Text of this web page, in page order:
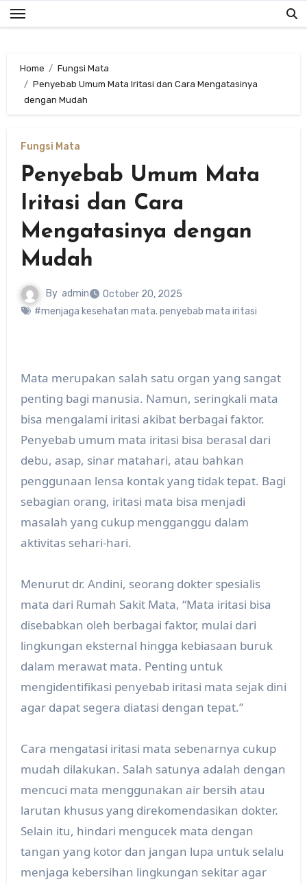
Skip
to
Home
Fungsi Mata
Penyebab Umum Mata Iritasi dan Cara Mengatasinya
dengan Mudah
Fungsi Mata
Penyebab Umum Mata
Iritasi dan Cara
Mengatasinya dengan
Mudah
By admin
October 20, 2025
#menjaga kesehatan mata. penyebab mata iritasi
Mata merupakan salah satu organ yang sangat
penting bagi manusia. Namun, seringkali mata
bisa mengalami iritasi akibat berbagai faktor.
Penyebab umum mata iritasi bisa berasal dari
debu, asap, sinar matahari, atau bahkan
penggunaan lensa kontak yang tidak tepat. Bagi
sebagian orang, iritasi mata bisa menjadi
masalah yang cukup mengganggu dalam
aktivitas sehari-hari.
Menurut dr. Andini, seorang dokter spesialis
mata dari Rumah Sakit Mata, “Mata iritasi bisa
disebabkan oleh berbagai faktor, mulai dari
lingkungan eksternal hingga kebiasaan buruk
dalam merawat mata. Penting untuk
mengidentifikasi penyebab iritasi mata sejak dini
agar dapat segera diatasi dengan tepat.”
Cara mengatasi iritasi mata sebenarnya cukup
mudah dilakukan. Salah satunya adalah dengan
mencuci mata menggunakan air bersih atau
larutan khusus yang direkomendasikan dokter.
Selain itu, hindari mengucek mata dengan
tangan yang kotor dan jangan lupa untuk selalu
menjaga kebersihan lingkungan sekitar agar